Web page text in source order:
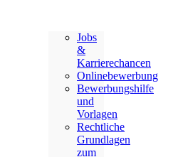
Jobs
&
Karrierechancen
Onlinebewerbung
Bewerbungshilfe
und
Vorlagen
Rechtliche
Grundlagen
zum